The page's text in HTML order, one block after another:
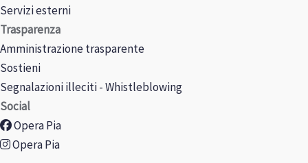
Servizi esterni
Trasparenza
Amministrazione trasparente
Sostieni
Segnalazioni illeciti - Whistleblowing
Social
Opera Pia
Opera Pia